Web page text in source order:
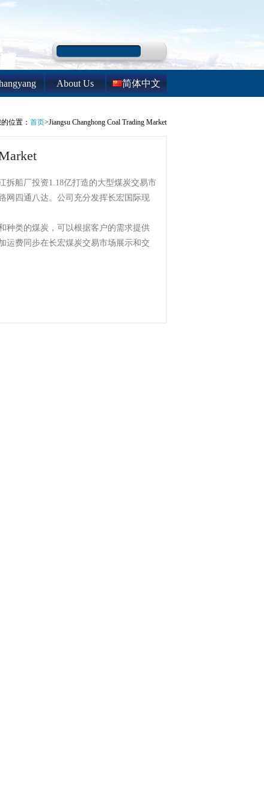
About Us 简体中文
位置： 首页>Jiangsu Changhong Coal Trading Market
船厂投资1.18亿打造的大型煤炭交易市
网四通八达。公司充分发挥长宏国际现
类的煤炭，可以根据客户的需求提供
运费同步在长宏煤炭交易市场展示和交